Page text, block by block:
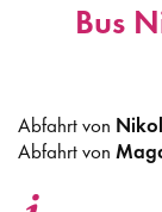
Bus
Abfahrt von
Abfahrt von